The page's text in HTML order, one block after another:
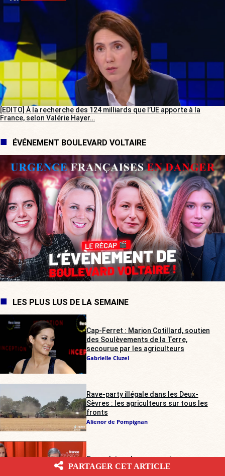
[EDITO] À la recherche des 124 milliards que l’UE apporte à la
France, selon Valérie Hayer…
ÉVÉNEMENT BOULEVARD VOLTAIRE
LES PLUS LUS DE LA SEMAINE
Cap-Ferret : Marion Cotillard, soutien
des Soulèvements de la Terre,
secourue par les agriculteurs
Gabrielle Cluzel
Rave-party illégale dans les Deux-
Sèvres : les agriculteurs sur tous les
fronts
Alienor de Pompignan
France Inter: deux « expertes » pour un
débat anti-RN, l’Arcom saisie
PARTAGER CET ARTICLE